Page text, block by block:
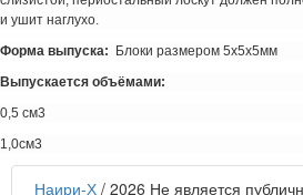
и ушит наглухо.
Форма выпуска: Блоки размером 5х5х5мм
Выпускается объёмами:
0,5 см3
1,0см3
Наири-Х / 2026 Не является